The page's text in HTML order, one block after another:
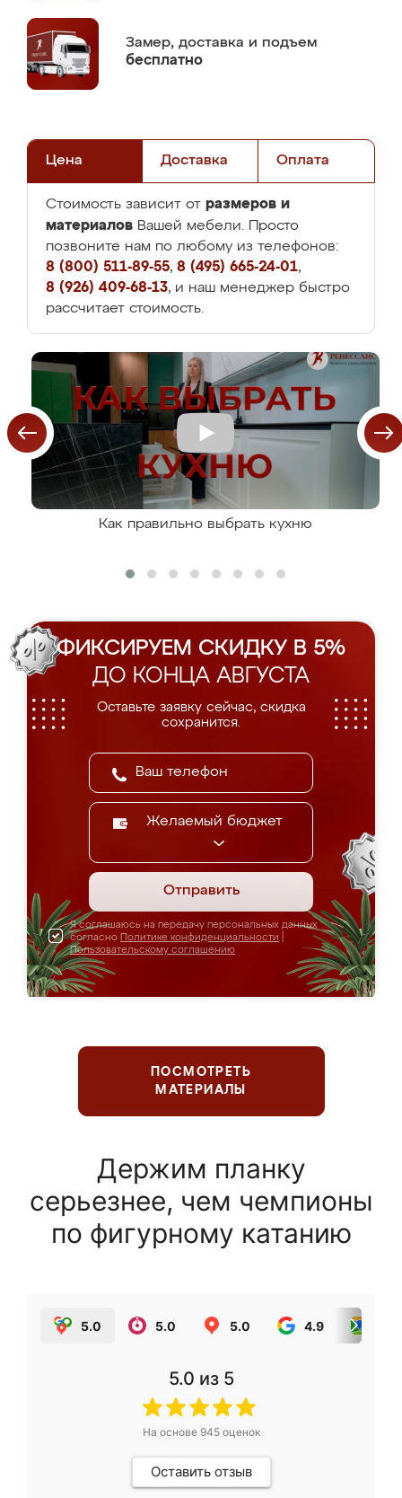
Замер, доставка и подъем
бесплатно
Цена Доставка Оплата
Стоимость зависит от размеров и
материалов Вашей мебели. Просто
позвоните нам по любому из телефонов:
8 (800) 511-89-55, 8 (495) 665-24-01,
8 (926) 409-68-13, и наш менеджер быстро
рассчитает стоимость.
Как правильно выбрать кухню
ФИКСИРУЕМ СКИДКУ В 5%
ДО КОНЦА АВГУСТА
Оставьте заявку сейчас, скидка
сохранится.
Желаемый бюджет
Отправить
Я соглашаюсь на передачу персональных данных
согласно Политике конфиденциальности
Пользовательскому соглашению
ПОСМОТРЕТЬ
МАТЕРИАЛЫ
Держим планку
серьезнее, чем чемпионы
по фигурному катанию
5.0 5.0 5.0 4.9
5.0 из 5
На основе 945оценок
Оставить отзыв